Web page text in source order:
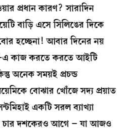
প্রধান কারণ? সারাদিন
বাড়ি এসে সিলিঙের দিকে
হচ্ছেনা! আবার দিনের নয়
এ কাজ করতে করতে আইটি
অনেক সময়ই প্রচন্ড
বোঝার খোঁজে সদ্য প্রয়াত
একটি সরল ব্যাখ্যা
চার দশকেরও আগে – যা আজও